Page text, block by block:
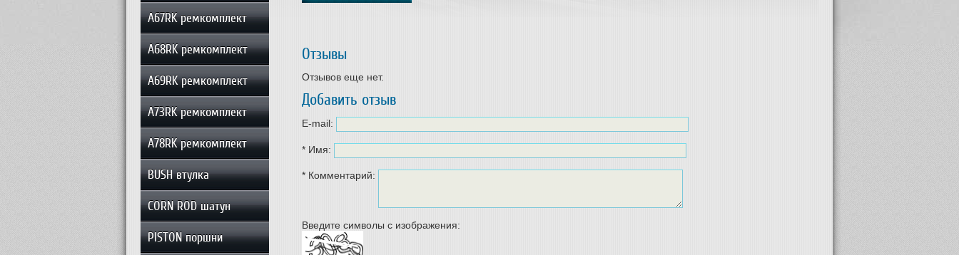
A67RK ремкомплект
A68RK ремкомплект
A69RK ремкомплект
A73RK ремкомплект
A78RK ремкомплект
BUSH втулка
CORN ROD шатун
PISTON поршни
Отзывы
Отзывов еще нет.
Добавить отзыв
E-mail:
* Имя:
* Комментарий:
Введите символы с изображения: